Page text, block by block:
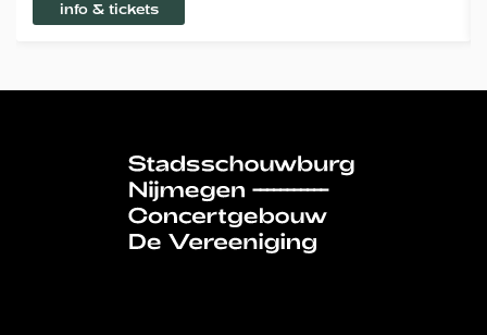
info & tickets